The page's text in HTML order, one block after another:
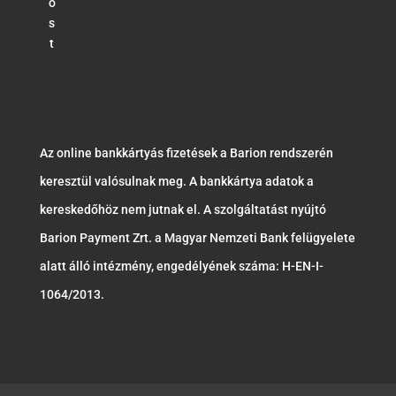
s
t
Az online bankkártyás fizetések a Barion rendszerén
keresztül valósulnak meg. A bankkártya adatok a
kereskedőhöz nem jutnak el. A szolgáltatást nyújtó
Barion Payment Zrt. a Magyar Nemzeti Bank felügyelete
alatt álló intézmény, engedélyének száma: H-EN-I-
1064/2013.